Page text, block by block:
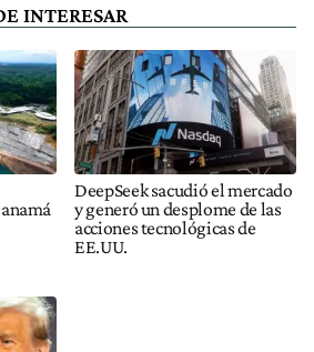
INTERESAR
DeepSeek sacudió el mercado
y generó un desplome de las
acciones tecnológicas de
EE.UU.